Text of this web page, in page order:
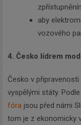
aby
vozového
4. Česko lídrem
Česko v
vyspělými státy.
fóra jsou před námi
tom je z ekonomicky